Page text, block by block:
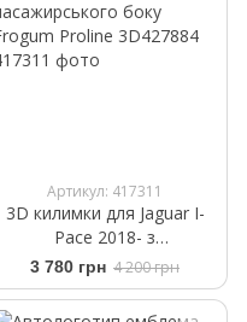
Артикул: 417311
3D килимки для Jaguar I-
Pace 2018- з
вогнегасником з
пасажирського боку
Frogum Proline 3D427884
3 780 грн 4 200 грн